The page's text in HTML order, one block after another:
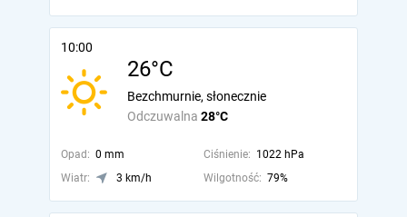
10:00
26°C
Odczuwalna 28°C
Bezchmurnie, słonecznie
Opad: 0 mm Ciśnienie: 1022 hPa
Wiatr:
3 km/h Wilgotność: 79%